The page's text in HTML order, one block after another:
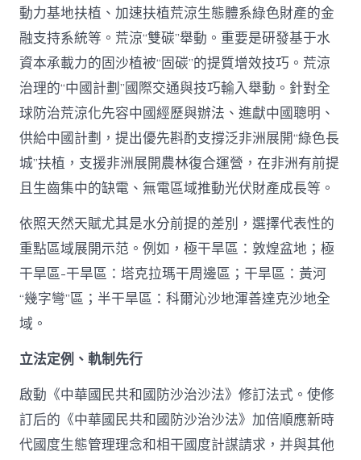
動力基地扶植、加速扶植荒涼生態體系綠色財產的金
融支持系統等。荒涼“雙碳”舉動。重要是研發基于水
資本承載力的固沙植被“固碳”的提質增效技巧。荒涼
治理的“中國計劃”國際交通與技巧輸入舉動。針對全
球防治荒涼化先容中國經歷與辦法、進獻中國聰明、
供給中國計劃，提出優先斟酌支撐泛非洲展開“綠色長
城”扶植，支援非洲展開農林復合運營，在非洲有前提
且生齒集中的缺電、無電區域推動光伏財產成長等。
依照天然天賦尤其是水分前提的差別，選擇代表性的
重點區域展開示范。例如，極干旱區：敦煌盆地；極
干旱區-干旱區：塔克拉瑪干周邊區；干旱區：黃河
“幾字彎”區；半干旱區：科爾沁沙地渾善達克沙地全
域。
立法定例、軌制先行
啟動《中華國民共和國防沙治沙法》修訂法式。使修
訂后的《中華國民共和國防沙治沙法》加倍順應新時
代國度生態管理理念和相干國度計謀請求，并與其他